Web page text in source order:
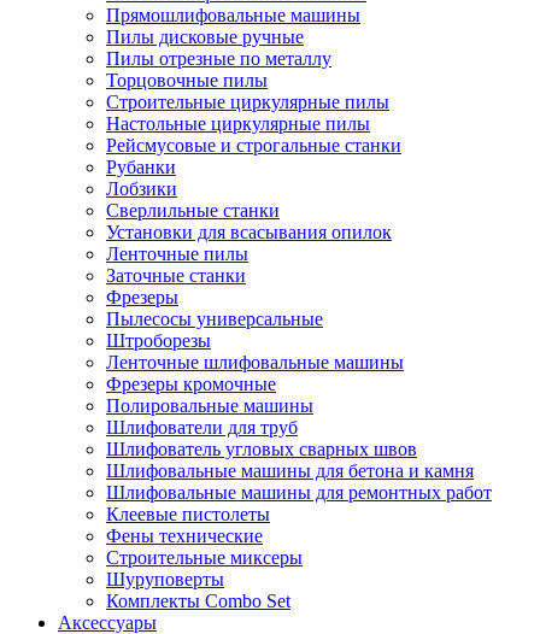
Прямошлифовальные машины
Пилы дисковые ручные
Пилы отрезные по металлу
Торцовочные пилы
Строительные циркулярные пилы
Настольные циркулярные пилы
Рейсмусовые и строгальные станки
Рубанки
Лобзики
Сверлильные станки
Установки для всасывания опилок
Ленточные пилы
Заточные станки
Фрезеры
Пылесосы универсальные
Штроборезы
Ленточные шлифовальные машины
Фрезеры кромочные
Полировальные машины
Шлифователи для труб
Шлифователь угловых сварных швов
Шлифовальные машины для бетона и камня
Шлифовальные машины для ремонтных работ
Клеевые пистолеты
Фены технические
Строительные миксеры
Шуруповерты
Комплекты Combo Set
Аксессуары